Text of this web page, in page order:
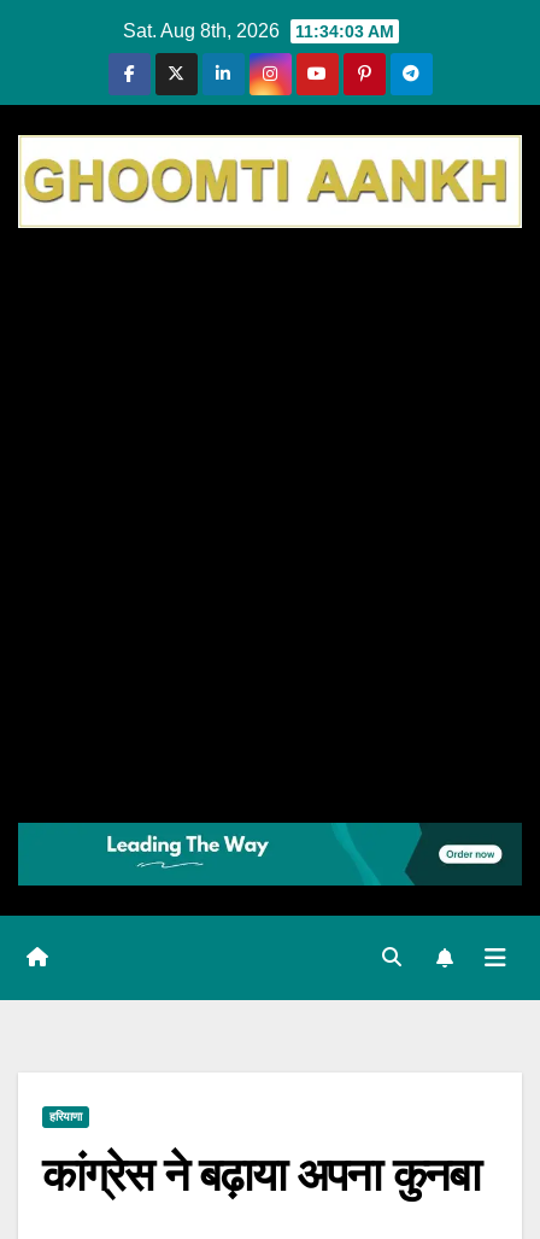
Sat. Aug 8th, 2026 11:34:03 AM
हरियाणा
कांग्रेस ने बढ़ाया अपना कुनबा